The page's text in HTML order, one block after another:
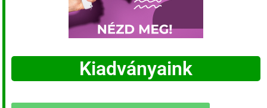
Kiadványaink